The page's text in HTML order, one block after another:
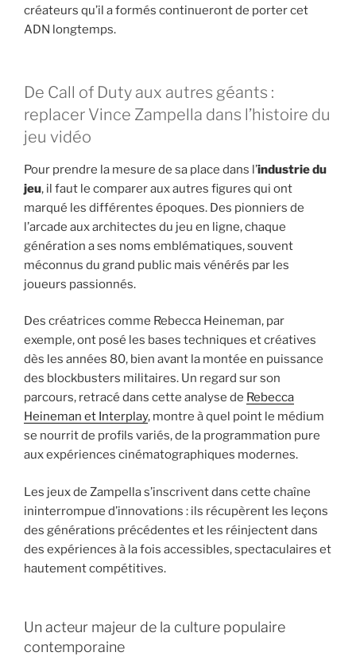
créateurs qu’il a formés continueront de porter cet
ADN longtemps.
De Call of Duty aux autres géants :
replacer Vince Zampella dans l’histoire du
jeu vidéo
Pour prendre la mesure de sa place dans l’industrie du
jeu, il faut le comparer aux autres figures qui ont
marqué les différentes époques. Des pionniers de
l’arcade aux architectes du jeu en ligne, chaque
génération a ses noms emblématiques, souvent
méconnus du grand public mais vénérés par les
joueurs passionnés.
Des créatrices comme Rebecca Heineman, par
exemple, ont posé les bases techniques et créatives
dès les années 80, bien avant la montée en puissance
des blockbusters militaires. Un regard sur son
parcours, retracé dans cette analyse de Rebecca
Heineman et Interplay, montre à quel point le médium
se nourrit de profils variés, de la programmation pure
aux expériences cinématographiques modernes.
Les jeux de Zampella s’inscrivent dans cette chaîne
ininterrompue d’innovations : ils récupèrent les leçons
des générations précédentes et les réinjectent dans
des expériences à la fois accessibles, spectaculaires et
hautement compétitives.
Un acteur majeur de la culture populaire
contemporaine